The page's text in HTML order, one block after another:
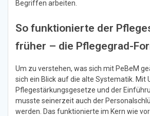
Begriffen arbeiten.
So funktionierte der
früher – die Pflegegrad-
Um zu verstehen, was sich mit PeBeM
sich ein Blick auf die alte Systematik. Mit
Pflegestärkungsgesetze und der
musste seinerzeit auch der
werden. Das funktionierte im Kern wie